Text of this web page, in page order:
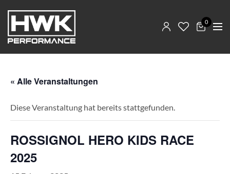
0
« Alle Veranstaltungen
Diese Veranstaltung hat bereits stattgefunden.
ROSSIGNOL HERO KIDS RACE
2025